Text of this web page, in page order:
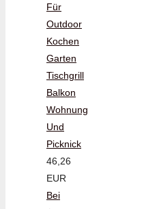
Für
Outdoor
Kochen
Garten
Tischgrill
Balkon
Wohnung
Und
Picknick
46,26
EUR
Bei